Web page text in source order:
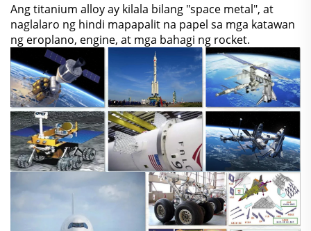
Ang titanium alloy ay kilala bilang "space metal", at
naglalaro ng hindi mapapalit na papel sa mga katawan
ng eroplano, engine, at mga bahagi ng rocket.